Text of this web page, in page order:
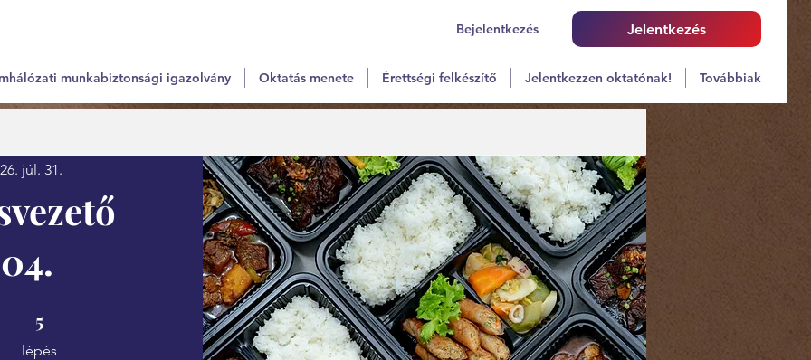
Bejelentkezés Jelentkezés
munkabiztonsági igazolvány Oktatás menete Érettségi felkészítő Jelentkezzen oktatónak! Továbbiak
júl. 31.
5
lépés